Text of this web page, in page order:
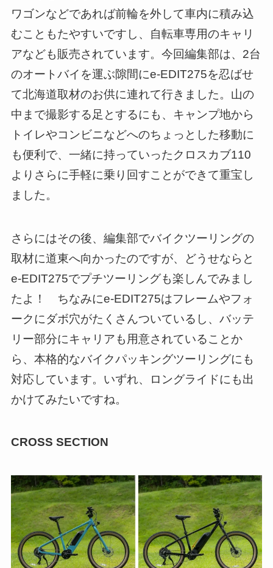
ワゴンなどであれば前輪を外して車内に積み込
むこともたやすいですし、自転車専用のキャリ
アなども販売されています。今回編集部は、2台
のオートバイを運ぶ隙間にe-EDIT275を忍ばせ
て北海道取材のお供に連れて行きました。山の
中まで撮影する足とするにも、キャンプ地から
トイレやコンビニなどへのちょっとした移動に
も便利で、一緒に持っていったクロスカブ110
よりさらに手軽に乗り回すことができて重宝し
ました。
さらにはその後、編集部でバイクツーリングの
取材に道東へ向かったのですが、どうせならと
e-EDIT275でプチツーリングも楽しんでみまし
たよ！ ちなみにe-EDIT275はフレームやフォ
ークにダボ穴がたくさんついているし、バッテ
リー部分にキャリアも用意されていることか
ら、本格的なバイクパッキングツーリングにも
対応しています。いずれ、ロングライドにも出
かけてみたいですね。
CROSS SECTION